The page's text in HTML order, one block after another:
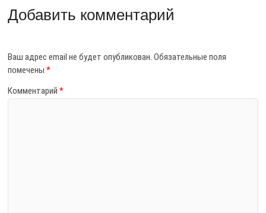
Добавить комментарий
Ваш адрес email не будет опубликован. Обязательные поля
помечены*
Комментарий*